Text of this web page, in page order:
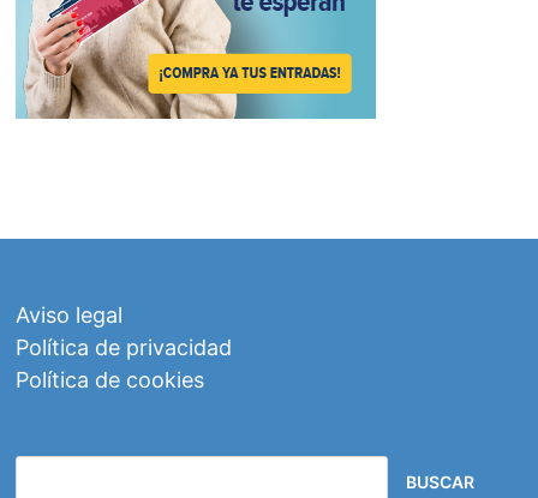
Aviso legal
Política de privacidad
Política de cookies
BUSCAR